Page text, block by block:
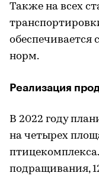
Также на всех
обеспечивается
норм.
Реализация
В 2022 году
на четырех
подращивания,